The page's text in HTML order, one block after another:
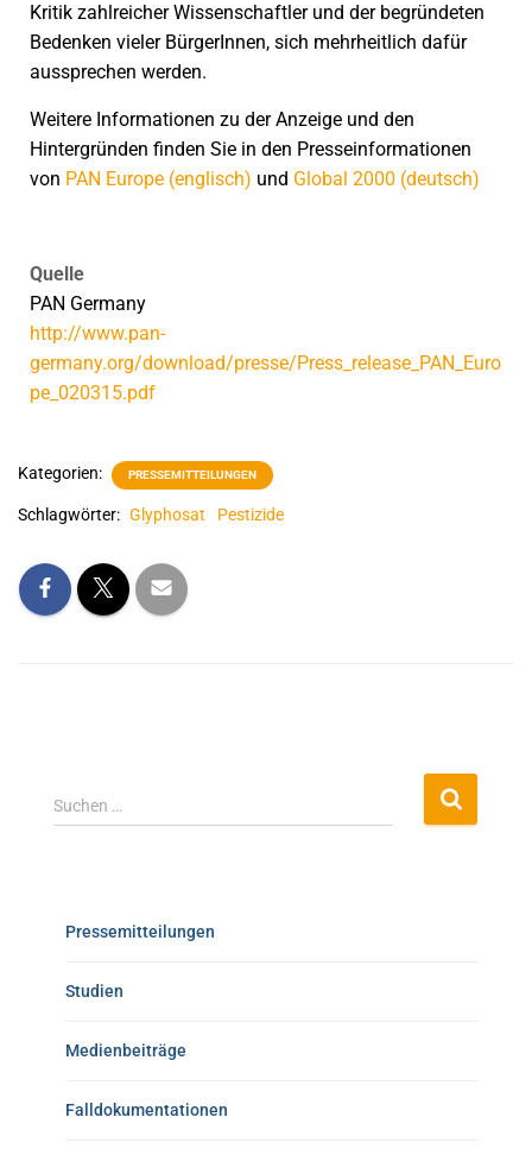
Kritik zahlreicher Wissenschaftler und der begründeten
Bedenken vieler BürgerInnen, sich mehrheitlich dafür
aussprechen werden.
Weitere Informationen zu der Anzeige und den
Hintergründen finden Sie in den Presseinformationen
von PAN Europe (englisch) und Global 2000 (deutsch)
Quelle
PAN Germany
http://www.pan-
germany.org/download/presse/Press_release_PAN_Euro
pe_020315.pdf
Kategorien: PRESSEMITTEILUNGEN
Schlagwörter: Glyphosat Pestizide
Suchen …
Pressemitteilungen
Studien
Medienbeiträge
Falldokumentationen